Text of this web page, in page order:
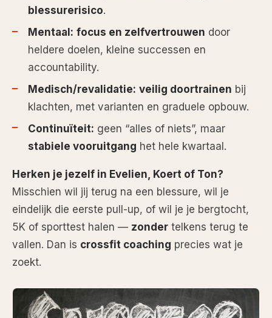
blessurerisico.
Mentaal: focus en zelfvertrouwen door
heldere doelen, kleine successen en
accountability.
Medisch/revalidatie: veilig doortrainen bij
klachten, met varianten en graduele opbouw.
Continuïteit: geen “alles of niets”, maar
stabiele vooruitgang het hele kwartaal.
Herken je jezelf in Evelien, Koert of Ton?
Misschien wil jij terug na een blessure, wil je
eindelijk die eerste pull-up, of wil je je bergtocht,
5K of sporttest halen — zonder telkens terug te
vallen. Dan is crossfit coaching precies wat je
zoekt.